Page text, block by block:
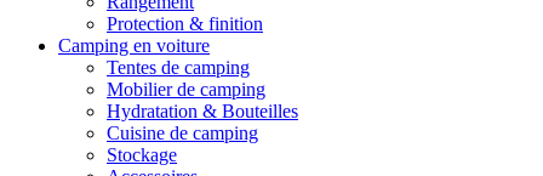
Protection & finition
Camping en voiture
Tentes de camping
Mobilier de camping
Hydratation & Bouteilles
Cuisine de camping
Stockage